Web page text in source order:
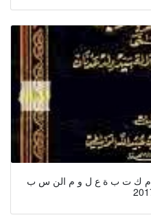
م ك ت ب ة ع ل و م الن س ب Genealogical Library Science